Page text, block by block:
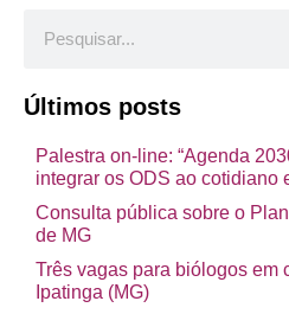
Últimos posts
Palestra on-line: “Agenda
integrar os ODS ao cotidiano
Consulta pública sobre o
de MG
Três vagas para biólogos em
Ipatinga (MG)